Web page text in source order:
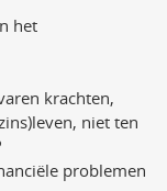
het
krachten,
niet ten
problemen